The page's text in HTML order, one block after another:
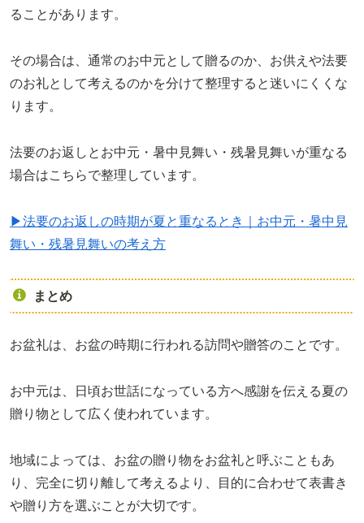
ることがあります。
その場合は、通常のお中元として贈るのか、お供えや法要
のお礼として考えるのかを分けて整理すると迷いにくくな
ります。
法要のお返しとお中元・暑中見舞い・残暑見舞いが重なる
場合はこちらで整理しています。
▶法要のお返しの時期が夏と重なるとき｜お中元・暑中見
舞い・残暑見舞いの考え方
まとめ
お盆礼は、お盆の時期に行われる訪問や贈答のことです。
お中元は、日頃お世話になっている方へ感謝を伝える夏の
贈り物として広く使われています。
地域によっては、お盆の贈り物をお盆礼と呼ぶこともあ
り、完全に切り離して考えるより、目的に合わせて表書き
や贈り方を選ぶことが大切です。